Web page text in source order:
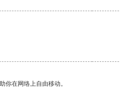
你在网络上自由移动。